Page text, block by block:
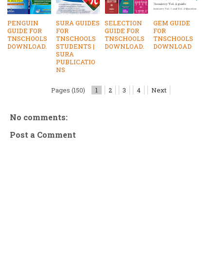
PENGUIN
GUIDE FOR
TNSCHOOLS
DOWNLOAD.
SURA GUIDES
FOR
TNSCHOOLS
STUDENTS |
SURA
PUBLICATIO
NS
SELECTION
GUIDE FOR
TNSCHOOLS
DOWNLOAD.
GEM GUIDE
FOR
TNSCHOOLS
DOWNLOAD
Pages (150) 1 2 3 4 Next
No comments:
Post a Comment